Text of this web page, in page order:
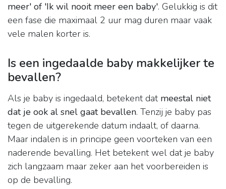
meer' of 'Ik wil nooit meer een baby'. Gelukkig is dit
een fase die maximaal 2 uur mag duren maar vaak
vele malen korter is.
Is een ingedaalde baby makkelijker te
bevallen?
Als je baby is ingedaald, betekent dat meestal niet
dat je ook al snel gaat bevallen. Tenzij je baby pas
tegen de uitgerekende datum indaalt, of daarna.
Maar indalen is in principe geen voorteken van een
naderende bevalling. Het betekent wel dat je baby
zich langzaam maar zeker aan het voorbereiden is
op de bevalling.